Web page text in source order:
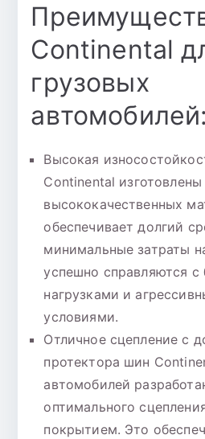
Continental
грузовых
автомобилей:
Высокая
Continental изготовлены
высококачественных
обеспечивает долгий
минимальные затраты
успешно справляются
нагрузками и
условиями.
Отличное сцепление с
протектора шин
автомобилей
оптимального
покрытием. Это